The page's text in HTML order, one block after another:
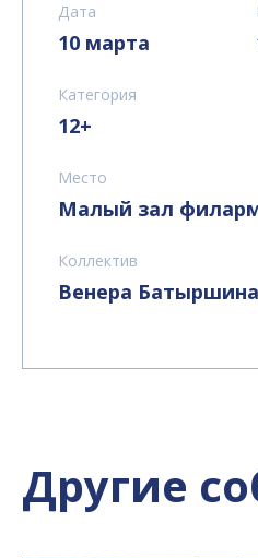
Дата
10 марта
Категория
12+
Место
Малый зал
Коллектив
Венера Батыршина
Другие